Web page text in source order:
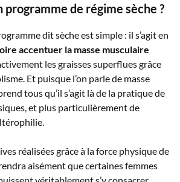
programme de régime sèche ?
dit sèche est simple : il s’agit en
accentuer la masse musculaire
les graisses superflues grâce
Et puisque l’on parle de masse
tous qu’il s’agit là de la pratique de
et plus particulièrement de
réalisées grâce à la force physique de
aisément que certaines femmes